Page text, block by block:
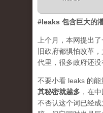
#leaks 包含巨大的
上个月，本网提出
旧政府都惧怕改革
代里，很多政府还没
不要小看 leaks 的能
其秘密就越多 ，在
不否认这个词已经